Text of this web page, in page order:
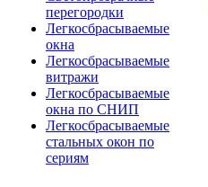
перегородки
Легкосбрасываемые
окна
Легкосбрасываемые
витражи
Легкосбрасываемые
окна по СНИП
Легкосбрасываемые
стальных окон по
сериям